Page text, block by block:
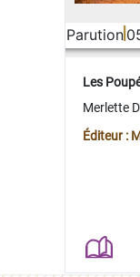
Parution
Les
Merlette
Éditeur :